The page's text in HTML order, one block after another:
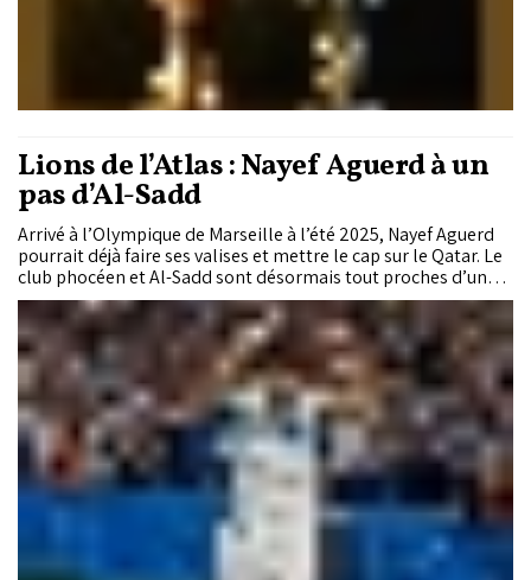
Lions de l’Atlas : Nayef Aguerd à un
pas d’Al-Sadd
Arrivé à l’Olympique de Marseille à l’été 2025, Nayef Aguerd
pourrait déjà faire ses valises et mettre le cap sur le Qatar. Le
club phocéen et Al-Sadd sont désormais tout proches d’un
accord pour le transfert du défenseur central international
marocain de 30 ans. En quête d’un allègement de sa masse
salariale et de nouvelles ressources financières durant ce
mercato estival 2026, l’OM a trouvé un terrain d’entente avec
le club qatari autour d’un prêt payant assorti d’une option
d’achat obligatoire. Si les discussions entre les deux
directions sportives sont désormais dans leur phase finale,
l’opération reste conditionnée au feu vert du joueur, qui doit
encore s’entendre avec Al-Sadd sur les derniers détails de son
futur contrat.